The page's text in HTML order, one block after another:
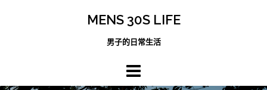
MENS 30S LIFE
男子的日常生活